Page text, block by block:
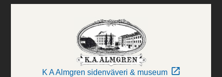
K A Almgren sidenväveri & museum